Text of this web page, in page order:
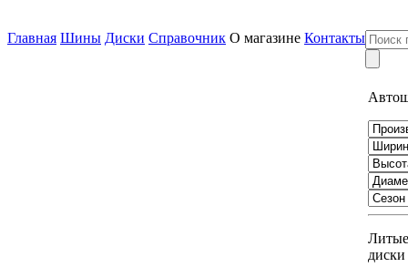
Главная Шины Диски Справочник О магазине Контакты
Литые
диски